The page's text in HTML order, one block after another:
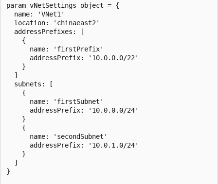
param vNetSettings object = {
  name: 'VNet1'
  location: 'chinaeast2'
  addressPrefixes: [
    {
      name: 'firstPrefix'
      addressPrefix: '10.0.0.0/22'
    }
  ]
  subnets: [
    {
      name: 'firstSubnet'
      addressPrefix: '10.0.0.0/24'
    }
    {
      name: 'secondSubnet'
      addressPrefix: '10.0.1.0/24'
    }
  ]
}